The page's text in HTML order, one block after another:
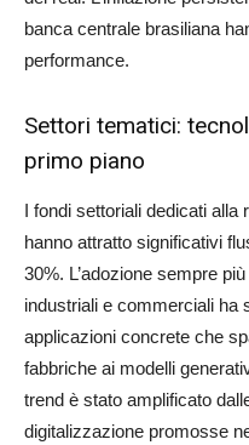
banca centrale brasiliana
performance.
Settori tematici:
primo piano
I fondi settoriali dedicati alla
hanno attratto significativi
30%. L’adozione sempre
industriali e commerciali ha
applicazioni concrete che
fabbriche ai modelli
trend è stato amplificato
digitalizzazione promosse